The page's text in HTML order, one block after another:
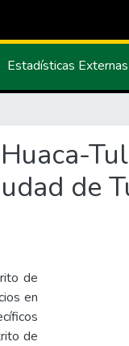
Estadísticas Externas
de
de
en
de